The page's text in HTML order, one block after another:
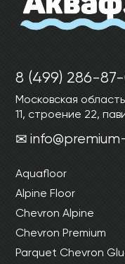
8 (499) 286-
Московская
11, строение 22,
Aquafloor
Alpine Floor
Chevron Alpine
Chevron Premium
Parquet Chevron